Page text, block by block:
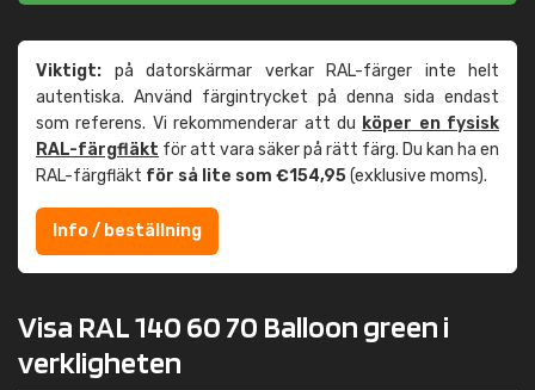
Viktigt: på datorskärmar verkar RAL-färger inte helt
autentiska. Använd färgintrycket på denna sida endast
som referens. Vi rekommenderar att du köper en fysisk
RAL-färgfläkt för att vara säker på rätt färg. Du kan ha en
RAL-färgfläkt för så lite som €154,95(exklusive moms).
Info / beställning
Visa RAL 140 60 70 Balloon green i
verkligheten